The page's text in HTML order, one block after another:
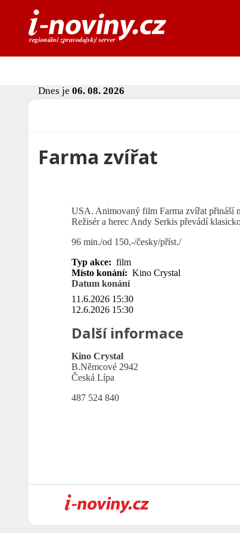
Dnes je 06. 08. 2026
Farma zvířat
USA. Animovaný film Farma zvířat přináší
Režisér a herec Andy Serkis převádí
96 min./od 150,-/česky/příst./
Typ akce: film
Místo konání: Kino Crystal
Datum konání
11.6.2026 15:30
12.6.2026 15:30
Další informace
Kino Crystal
B.Němcové 2942
Česká Lípa
487 524 840